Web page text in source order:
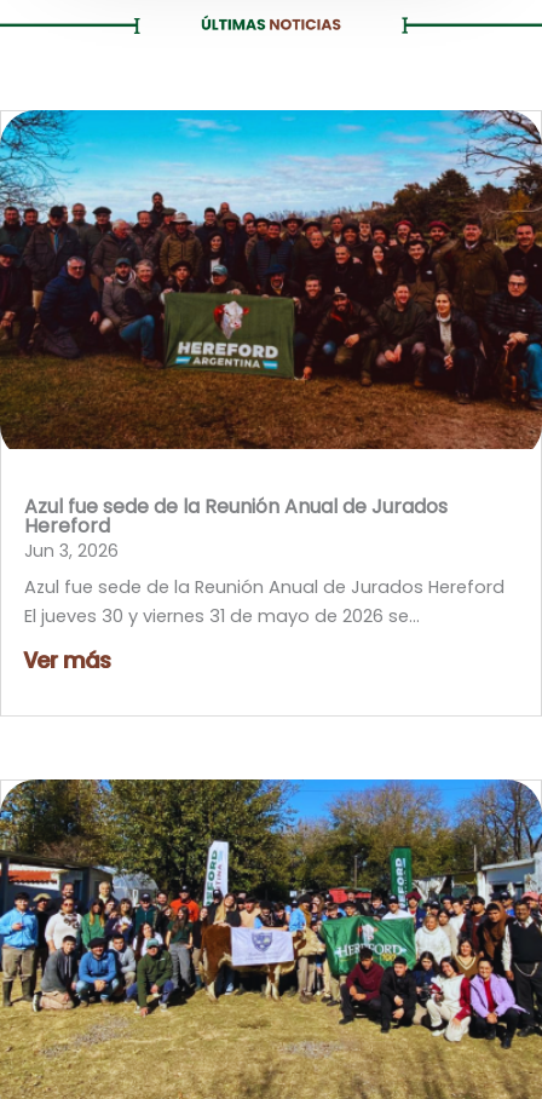
Azul fue sede de la Reunión Anual de Jurados
Hereford
Jun 3, 2026
Azul fue sede de la Reunión Anual de Jurados Hereford
El jueves 30 y viernes 31 de mayo de 2026 se...
Ver más